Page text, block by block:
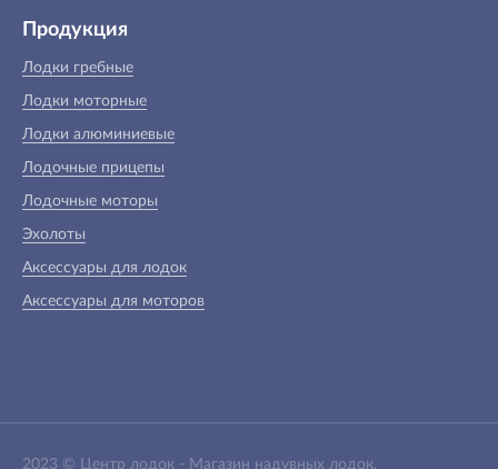
Продукция
Лодки гребные
Лодки моторные
Лодки алюминиевые
Лодочные прицепы
Лодочные моторы
Эхолоты
Аксессуары для лодок
Аксессуары для моторов
2023 © Центр лодок - Магазин надувных лодок,